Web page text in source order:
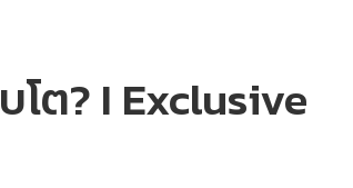
โต? I Exclusive